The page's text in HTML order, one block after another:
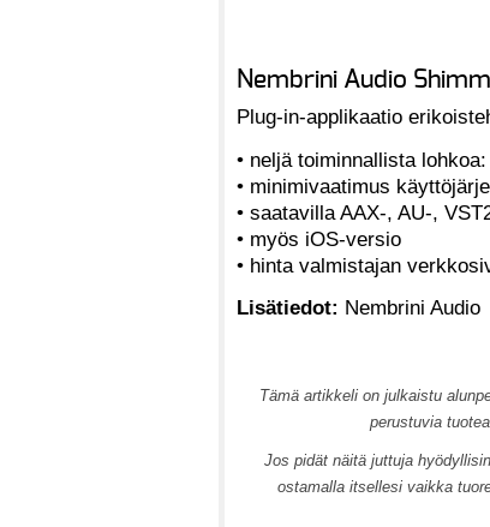
Nembrini Audio
Plug-in-applikaatio
• neljä toiminnallista
• minimivaatimus
• saatavilla AAX-, AU-,
• myös iOS-versio
• hinta valmistajan
Lisätiedot: Nembrini Audio
Tämä artikkeli on julkaistu
perustuvia
Jos pidät näitä juttuja
ostamalla itsellesi vaikka